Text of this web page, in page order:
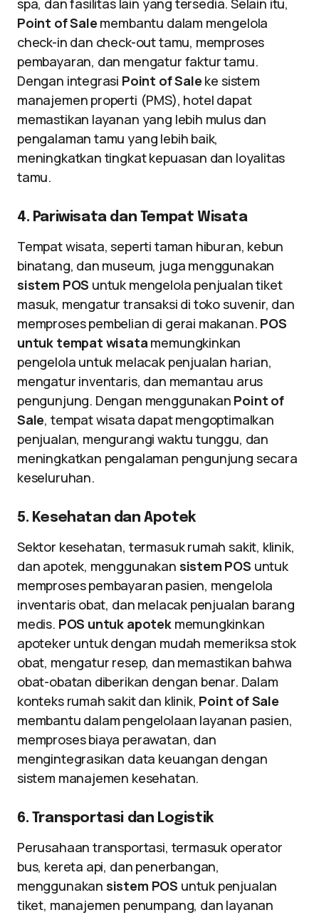
spa, dan fasilitas lain yang tersedia. Selain itu,
Point of Sale membantu dalam mengelola
check-in dan check-out tamu, memproses
pembayaran, dan mengatur faktur tamu.
Dengan integrasi Point of Sale ke sistem
manajemen properti (PMS), hotel dapat
memastikan layanan yang lebih mulus dan
pengalaman tamu yang lebih baik,
meningkatkan tingkat kepuasan dan loyalitas
tamu.
4. Pariwisata dan Tempat Wisata
Tempat wisata, seperti taman hiburan, kebun
binatang, dan museum, juga menggunakan
sistem POS untuk mengelola penjualan tiket
masuk, mengatur transaksi di toko suvenir, dan
memproses pembelian di gerai makanan. POS
untuk tempat wisata memungkinkan
pengelola untuk melacak penjualan harian,
mengatur inventaris, dan memantau arus
pengunjung. Dengan menggunakan Point of
Sale, tempat wisata dapat mengoptimalkan
penjualan, mengurangi waktu tunggu, dan
meningkatkan pengalaman pengunjung secara
keseluruhan.
5. Kesehatan dan Apotek
Sektor kesehatan, termasuk rumah sakit, klinik,
dan apotek, menggunakan sistem POS untuk
memproses pembayaran pasien, mengelola
inventaris obat, dan melacak penjualan barang
medis. POS untuk apotekmemungkinkan
apoteker untuk dengan mudah memeriksa stok
obat, mengatur resep, dan memastikan bahwa
obat-obatan diberikan dengan benar. Dalam
konteks rumah sakit dan klinik, Point of Sale
membantu dalam pengelolaan layanan pasien,
memproses biaya perawatan, dan
mengintegrasikan data keuangan dengan
sistem manajemen kesehatan.
6. Transportasi dan Logistik
Perusahaan transportasi, termasuk operator
bus, kereta api, dan penerbangan,
menggunakan sistem POS untuk penjualan
tiket, manajemen penumpang, dan layanan